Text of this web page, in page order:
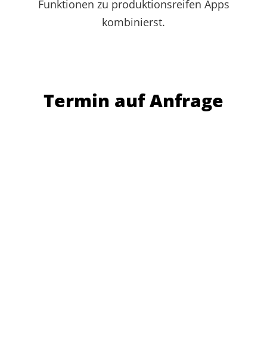
Funktionen zu produktionsreifen Apps
kombinierst.
Termin auf Anfrage